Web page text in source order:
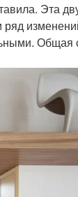
Эта
ряд
Общая